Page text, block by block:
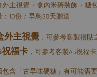
外主視覺 + 盒內米磚裝飾 + 糖
10份 / 早鳥30天贈送
外主視覺 ，可參考客製禮貼
祝福卡 ，可參考客製A6祝福
含「古早味硬糖」有可能需